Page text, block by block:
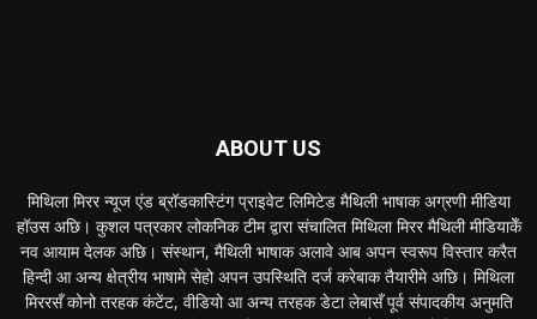
ABOUT US
मिथिला मिरर न्यूज एंड ब्रॉडकास्टिंग प्राइवेट लिमिटेड मैथिली भाषाक अग्रणी मीडिया
हॉउस अछि। कुशल पत्रकार लोकनिक टीम द्वारा संचालित मिथिला मिरर मैथिली मीडियाकेँ
नव आयाम देलक अछि। संस्थान, मैथिली भाषाक अलावे आब अपन स्वरूप विस्तार करैत
हिन्दी आ अन्य क्षेत्रीय भाषामे सेहो अपन उपस्थिति दर्ज करेबाक तैयारीमे अछि। मिथिला
मिररसँ कोनो तरहक कंटेंट, वीडियो आ अन्य तरहक डेटा लेबासँ पूर्व संपादकीय अनुमति